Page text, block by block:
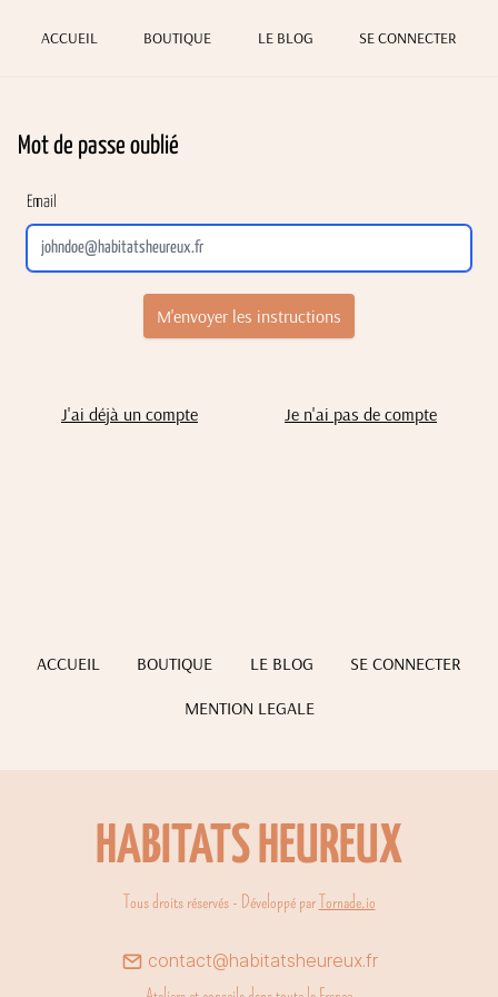
ACCUEIL BOUTIQUE LE BLOG SE CONNECTER
Mot de passe oublié
Email
J'ai déjà un compte Je n'ai pas de compte
ACCUEIL BOUTIQUE LE BLOG
SE CONNECTER
MENTION LEGALE
HABITATS HEUREUX
Tous droits réservés - Développé parTornade.io
contact@habitatsheureux.fr